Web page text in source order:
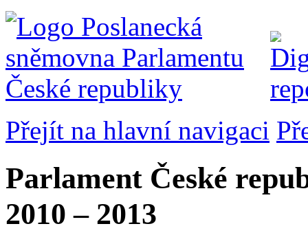
Přejít na hlavní navigaci
Parlament České
2010 – 2013